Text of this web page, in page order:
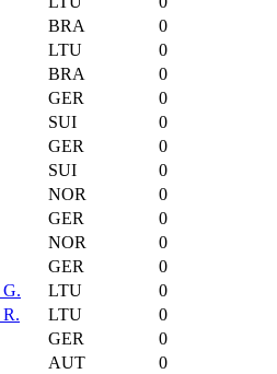
BRA
0
LTU
0
BRA
0
GER
0
SUI
0
GER
0
SUI
0
NOR
0
GER
0
NOR
0
GER
0
G. LTU
0
LTU
0
GER
0
AUT
0